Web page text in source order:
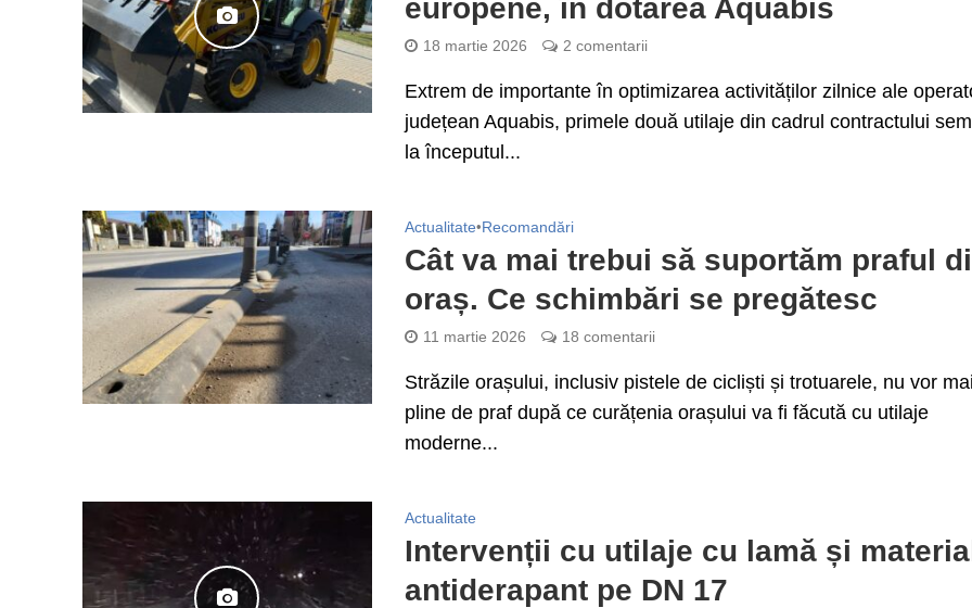
europene, în dotarea Aquabis
18 martie 2026 2 comentarii
Extrem de importante în optimizarea activităților zilnice ale
județean Aquabis, primele două utilaje din cadrul contractului
la începutul...
Actualitate•Recomandări
Cât va mai trebui să suportăm praful
oraș. Ce schimbări se pregătesc
11 martie 2026 18 comentarii
Străzile orașului, inclusiv pistele de cicliști și trotuarele, nu vor
pline de praf după ce curățenia orașului va fi făcută cu utilaje
moderne...
Actualitate
Intervenții cu utilaje cu lamă și
antiderapant pe DN 17